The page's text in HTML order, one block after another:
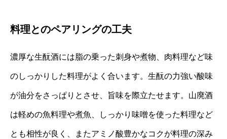
料理とのペアリングの工夫
濃厚な生酛酒には脂の乗った刺身や煮物、肉料理など味
のしっかりした料理がよく合います。生酛の力強い酸味
が油分をさっぱりとさせ、旨味を際立たせます。山廃酒
は軽めの魚料理や煮魚、しっかり味噌を使った料理など
とも相性が良く、またアミノ酸豊かなコクが料理の深み